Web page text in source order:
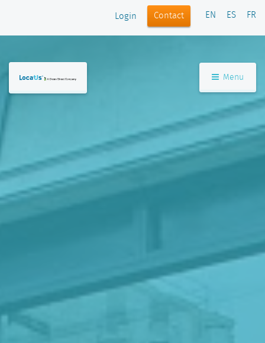
Login Contact EN ES FR
Menu